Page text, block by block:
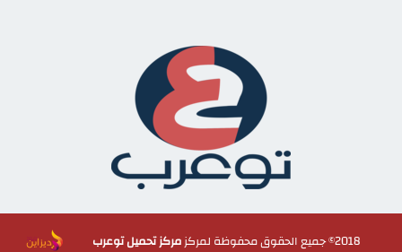
2018© جميع الحقوق محفوظة لمركز مركز تحميل توعرب